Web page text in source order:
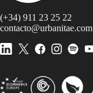
(+34) 911 23 25 22
contacto@urbanitae.com